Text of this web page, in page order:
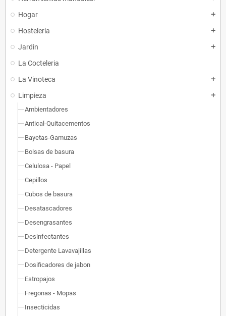
Hogar add
Hosteleria add
Jardin add
La Cocteleria
La Vinoteca
add
Limpieza add
Ambientadores
Antical-Quitacementos
Bayetas-Gamuzas
Bolsas de basura
Celulosa - Papel
Cepillos
Cubos de basura
Desatascadores
Desengrasantes
Desinfectantes
Detergente Lavavajillas
Dosificadores de jabon
Estropajos
Fregonas - Mopas
Insecticidas